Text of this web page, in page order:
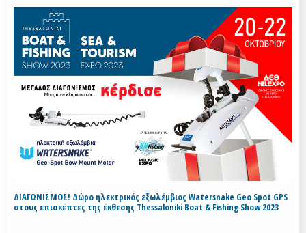
ΔΙΑΓΩΝΙΣΜΟΣ! Δώρο ηλεκτρικός εξωλέμβιος Watersnake Geo Spot GPS
στους επισκέπτες της έκθεσης Thessaloniki Boat & Fishing Show 2023